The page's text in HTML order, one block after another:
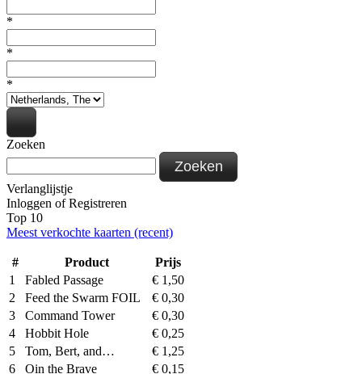
*
*
*
Zoeken
Zoeken
Verlanglijstje
Inloggen ofRegistreren
Top 10
Meest verkochte kaarten (recent)
# Product
Prijs
1
Fabled Passage € 1,50
2
Feed the Swarm FOIL € 0,30
3
Command Tower € 0,30
4
Hobbit Hole € 0,25
5
Tom, Bert, and… € 1,25
6
Oin the Brave € 0,15